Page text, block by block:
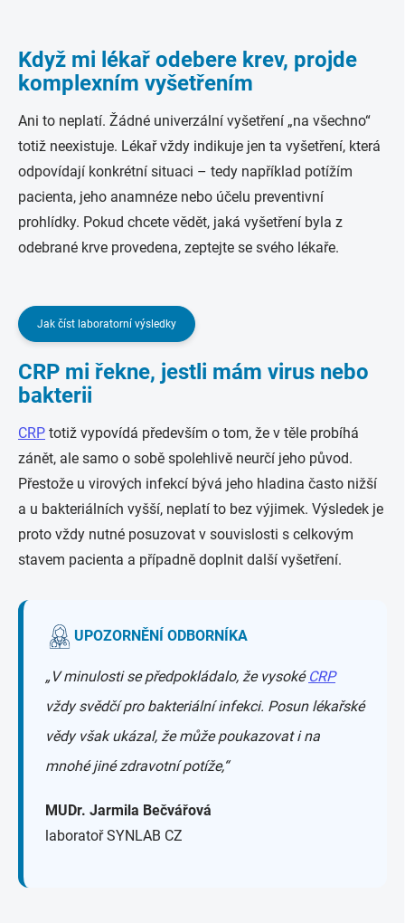
Když mi lékař odebere krev, projde
komplexním vyšetřením
Ani to neplatí. Žádné univerzální vyšetření „na všechno“
totiž neexistuje. Lékař vždy indikuje jen ta vyšetření, která
odpovídají konkrétní situaci – tedy například potížím
pacienta, jeho anamnéze nebo účelu preventivní
prohlídky. Pokud chcete vědět, jaká vyšetření byla z
odebrané krve provedena, zeptejte se svého lékaře.
Jak číst laboratorní výsledky
CRP mi řekne, jestli mám virus nebo
bakterii
CRP totiž vypovídá především o tom, že v těle probíhá
zánět, ale samo o sobě spolehlivě neurčí jeho původ.
Přestože u virových infekcí bývá jeho hladina často nižší
a u bakteriálních vyšší, neplatí to bez výjimek. Výsledek je
proto vždy nutné posuzovat v souvislosti s celkovým
stavem pacienta a případně doplnit další vyšetření.
UPOZORNĚNÍ ODBORNÍKA
„V minulosti se předpokládalo, že vysoké CRP
vždy svědčí pro bakteriální infekci. Posun lékařské
vědy však ukázal, že může poukazovat i na
mnohé jiné zdravotní potíže,“
MUDr. Jarmila Bečvářová
laboratoř SYNLAB CZ